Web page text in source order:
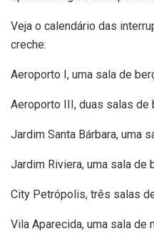
Veja o calendário das
creche:
Aeroporto I, uma sala de
Aeroporto III, duas salas de
Jardim Santa Bárbara, uma
Jardim Riviera, uma sala de
City Petrópolis, três salas
Vila Aparecida, uma sala de